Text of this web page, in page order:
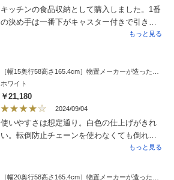
キッチンの食品収納として購入しました。1番
の決め手は一番下がキャスター付きで引き出
せるところ。ペットボトルなどの重いものを
2時間近くかかってたんじゃないかな。大変そ
うでした。1箇所、シール跡みたいなベタベタ
汚れがあり、それが扉の表部分の一番目立つ
ところだったので、「交換しますか？」と聞
かれましたが、改めて日にち設定するのも面
倒だしめちゃくちゃ悩みましたがそのまま続
行していただくことに。搬入の方が消しゴム
味ないよねって仰っていました。確かに、内
もっと見る
［幅15奥行58高さ165.4cm］物置メーカーが造った頑丈隙間ワゴン ハイタイプ
ホワイト
￥21,180
2024/09/04
使いやすさは想定通り。白色の仕上げがきれ
い。転倒防止チェーンを使わなくても倒れる
もっと見る